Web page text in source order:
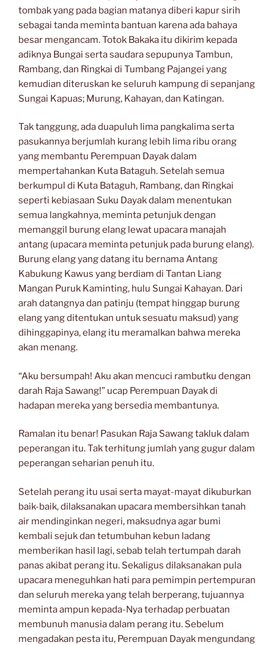
tombak yang pada bagian matanya diberi kapur sirih
sebagai tanda meminta bantuan karena ada bahaya
besar mengancam. Totok Bakaka itu dikirim kepada
adiknya Bungai serta saudara sepupunya Tambun,
Rambang, dan Ringkai di Tumbang Pajangei yang
kemudian diteruskan ke seluruh kampung di sepanjang
Sungai Kapuas; Murung, Kahayan, dan Katingan.
Tak tanggung, ada duapuluh lima pangkalima serta
pasukannya berjumlah kurang lebih lima ribu orang
yang membantu Perempuan Dayak dalam
mempertahankan Kuta Bataguh. Setelah semua
berkumpul di Kuta Bataguh, Rambang, dan Ringkai
seperti kebiasaan Suku Dayak dalam menentukan
semua langkahnya, meminta petunjuk dengan
memanggil burung elang lewat upacara manajah
antang (upacara meminta petunjuk pada burung elang).
Burung elang yang datang itu bernama Antang
Kabukung Kawus yang berdiam di Tantan Liang
Mangan Puruk Kaminting, hulu Sungai Kahayan. Dari
arah datangnya dan patinju (tempat hinggap burung
elang yang ditentukan untuk sesuatu maksud) yang
dihinggapinya, elang itu meramalkan bahwa mereka
akan menang.
“Aku bersumpah! Aku akan mencuci rambutku dengan
darah Raja Sawang!” ucap Perempuan Dayak di
hadapan mereka yang bersedia membantunya.
Ramalan itu benar! Pasukan Raja Sawang takluk dalam
peperangan itu. Tak terhitung jumlah yang gugur dalam
peperangan seharian penuh itu.
Setelah perang itu usai serta mayat-mayat dikuburkan
baik-baik, dilaksanakan upacara membersihkan tanah
air mendinginkan negeri, maksudnya agar bumi
kembali sejuk dan tetumbuhan kebun ladang
memberikan hasil lagi, sebab telah tertumpah darah
panas akibat perang itu. Sekaligus dilaksanakan pula
upacara meneguhkan hati para pemimpin pertempuran
dan seluruh mereka yang telah berperang, tujuannya
meminta ampun kepada-Nya terhadap perbuatan
membunuh manusia dalam perang itu. Sebelum
mengadakan pesta itu, Perempuan Dayak mengundang